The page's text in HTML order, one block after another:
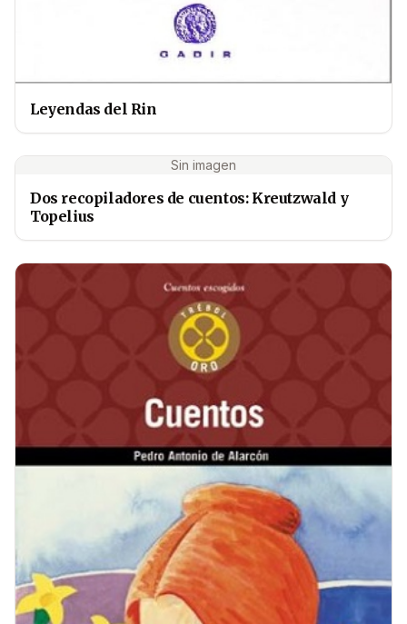
Leyendas del Rin
Sin imagen
Dos recopiladores de cuentos: Kreutzwald y
Topelius